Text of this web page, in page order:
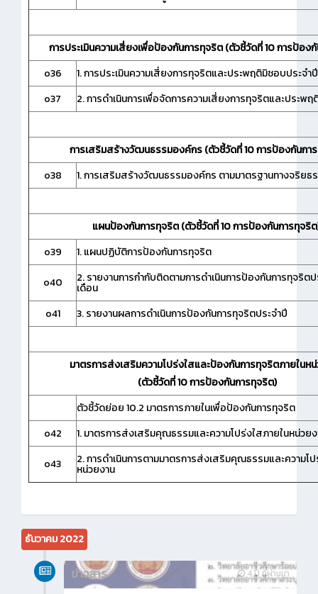
การประเมินความเสี่ยงเพื่อป้องกันการทุจริต (ตัวชี้วัดที่ 10 การป้อง
o36
1. การประเมินความเสี่ยงการทุจริตและประพฤติมิชอบประจำปี
o37
2. การดำเนินการเพื่อจัดการความเสี่ยงการทุจริตและประพ
การเสริมสร้างวัฒนธรรมองค์กร (ตัวชี้วัดที่ 10 การป้องกันกา
o38
1. การเสริมสร้างวัฒนธรรมองค์กร ตามมาตรฐานทางจริยธ
แผนป้องกันการทุจริต (ตัวชี้วัดที่ 10 การป้องกันการทุจริ
o39
1. แผนปฏิบัติการป้องกันการทุจริต
o40 2. รายงานการกำกับติดตามการดำเนินการป้องกันการทุจริต
เดือน
o41
3. รายงานผลการดำเนินการป้องกันการทุจริตประจำปี
มาตรการส่งเสริมความโปร่งใสและป้องกันการทุจริตภายในห
(ตัวชี้วัดที่ 10 การป้องกันการทุจริต)
ตัวชี้วัดย่อย 10.2 มาตรการภายในเพื่อป้องกันการทุจริต
o42
1. มาตรการส่งเสริมคุณธรรมและความโปร่งใสภายในหน่วย
o43 2. การดำเนินการตามมาตรการส่งเสริมคุณธรรมและความโ
หน่วยงาน
ธันวาคม 2022
4 ปี ที่ผ่านมา
ข่าวสาร